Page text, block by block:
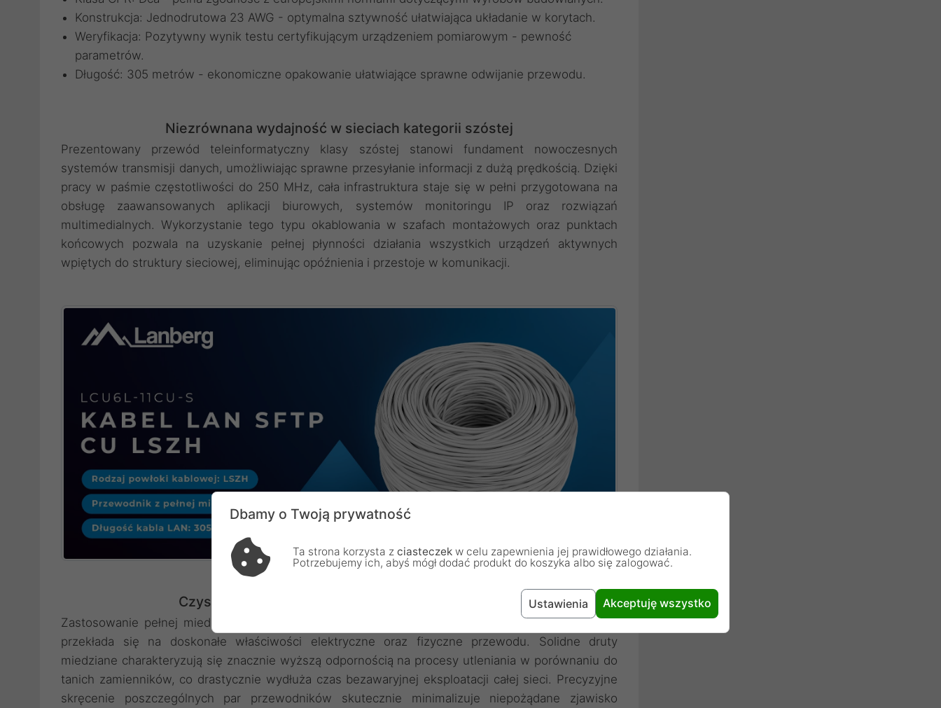
Konstrukcja: Jednodrutowa 23 AWG - optymalna sztywność ułatwiająca układanie w korytach.
Weryfikacja: Pozytywny wynik testu certyfikującym urządzeniem pomiarowym - pewność
parametrów.
Długość: 305 metrów - ekonomiczne opakowanie ułatwiające sprawne odwijanie przewodu.
Niezrównana wydajność w sieciach kategorii szóstej
Prezentowany przewód teleinformatyczny klasy szóstej stanowi fundament nowoczesnych
systemów transmisji danych, umożliwiając sprawne przesyłanie informacji z dużą prędkością. Dzięki
pracy w paśmie częstotliwości do 250 MHz, cała infrastruktura staje się w pełni przygotowana na
obsługę zaawansowanych aplikacji biurowych, systemów monitoringu IP oraz rozwiązań
multimedialnych. Wykorzystanie tego typu okablowania w szafach montażowych oraz punktach
końcowych pozwala na uzyskanie pełnej płynności działania wszystkich urządzeń aktywnych
wpiętych do struktury sieciowej, eliminując opóźnienia i przestoje w komunikacji.
Czysta miedź jako fundament stabilnej transmisji
Zastosowanie pełnej miedzi w konstrukcji żył jednodrutowych o grubości 23 AWG bezpośrednio
przekłada się na doskonałe właściwości elektryczne oraz fizyczne przewodu. Solidne druty
miedziane charakteryzują się znacznie wyższą odpornością na procesy utleniania w porównaniu do
tanich zamienników, co drastycznie wydłuża czas bezawaryjnej eksploatacji całej sieci. Precyzyjne
skręcenie poszczególnych par przewodników skutecznie minimalizuje niepożądane zjawisko
Dbamy o Twoją prywatność
Ta strona korzysta z ciasteczek w celu zapewnienia jej prawidłowego działania.
Potrzebujemy ich, abyś mógł dodać produkt do koszyka albo się zalogować.
Ustawienia Akceptuję wszystko